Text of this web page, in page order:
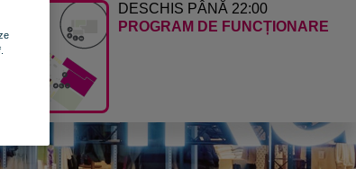
DESCHIS PÂNĂ 22:00
PROGRAM DE FUNCȚIONARE